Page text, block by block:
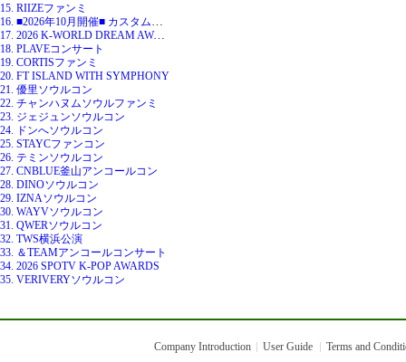
15. RIIZEファンミ
16. ■2026年10月開催■ カスタム代行
17. 2026 K-WORLD DREAM AWARDS
18. PLAVEコンサート
19. CORTISファンミ
20. FT ISLAND WITH SYMPHONY
21. 優里ソウルコン
22. チャンハヌムソウルファンミ
23. ジェジュンソウルコン
24. ドンへソウルコン
25. STAYCファンコン
26. テミンソウルコン
27. CNBLUE釜山アンコールコン
28. DINOソウルコン
29. IZNAソウルコン
30. WAYVソウルコン
31. QWERソウルコン
32. TWS横浜公演
33. ＆TEAMアンコールコンサート
34. 2026 SPOTV K-POP AWARDS
35. VERIVERYソウルコン
Company Introduction User Guide Terms and